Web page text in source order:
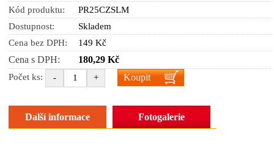
Kód produktu:
PR25CZSLM
Dostupnost:
Skladem
Cena bez DPH:
149 Kč
Cena s DPH: 180,29 Kč
Počet ks: - + Koupit
Další informace Fotogalerie